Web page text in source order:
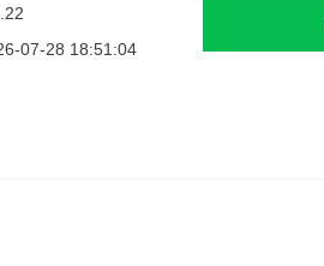
库资源，覆盖了保育员考试的所
帮助考生高效备考，提升考试通
模拟题及
07-28 18:51:04